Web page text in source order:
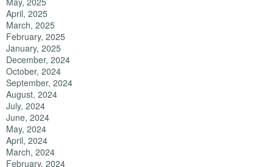
April, 2025
March, 2025
February, 2025
January, 2025
December, 2024
October, 2024
September, 2024
August, 2024
July, 2024
June, 2024
May, 2024
April, 2024
March, 2024
February, 2024